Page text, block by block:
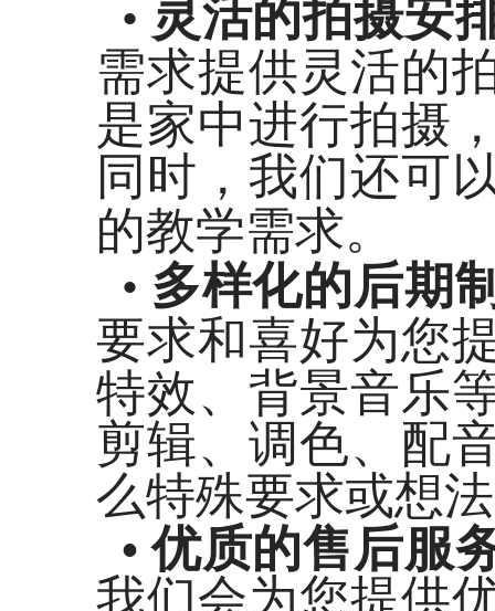
• 灵活的拍摄安
需求提供灵活的
是家中进行拍摄
同 时，我们还可
的教学需求。
• 多样化的后期
要求和喜好为您
特效、背景音乐
剪辑、调色、配
么特殊要求或想
•优质的售后服
我们会为您提供